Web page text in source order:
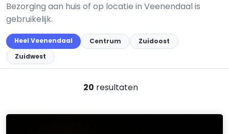
Bezorging aan huis of op locatie in Veenendaal is
gebruikelijk.
Heel Veenendaal Centrum
Zuidoost
Zuidwest
20 resultaten